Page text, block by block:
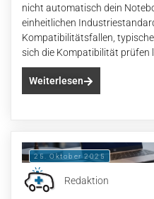
nicht automatisch dein
einheitlichen
Kompatibilitätsfallen,
sich die Kompatibilität prüfen
Weiterlesen
25. Oktober 2025
Redaktion